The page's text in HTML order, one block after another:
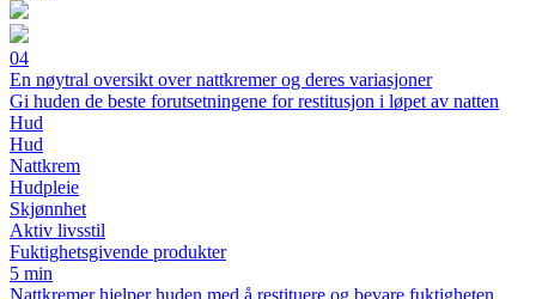
04
En nøytral oversikt over nattkremer og deres variasjoner
Gi huden de beste forutsetningene for restitusjon i løpet av natten
Hud
Hud
Nattkrem
Hudpleie
Skjønnhet
Aktiv livsstil
Fuktighetsgivende produkter
5 min
Nattkremer hjelper huden med å restituere og bevare fuktigheten